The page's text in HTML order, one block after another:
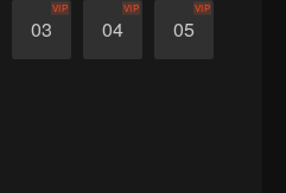
03
VIP
04
VIP
05
VIP